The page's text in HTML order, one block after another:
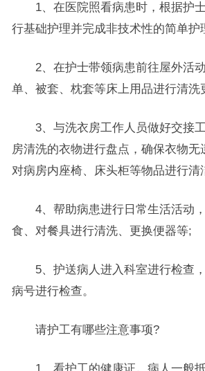
1、在医院照看病患时，根据护士
行基础护理并完成非技术性的简单护
2、在护士带领病患前往屋外活动
单、被套、枕套等床上用品进行清洗
3、与洗衣房工作人员做好交接工
房清洗的衣物进行盘点，确保衣物无
对病房内座椅、床头柜等物品进行清
4、帮助病患进行日常生活活动，
食、对餐具进行清洗、更换便器等;
5、护送病人进入科室进行检查，
病号进行检查。
请护工有哪些注意事项?
1、看护工的健康证。病人一般抵